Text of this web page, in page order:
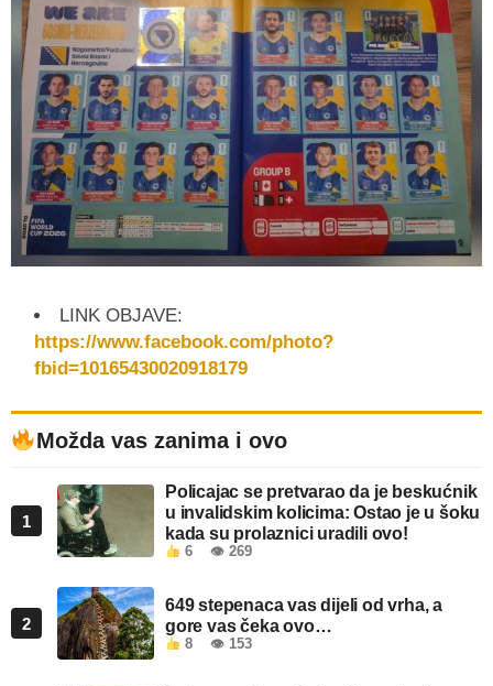
LINK OBJAVE:
https://www.facebook.com/photo?
fbid=10165430020918179
Možda vas zanima i ovo
1
Policajac se pretvarao da je beskućnik
u invalidskim kolicima: Ostao je u šoku
kada su prolaznici uradili ovo!
6 👁 269
2
649 stepenaca vas dijeli od vrha, a
gore vas čeka ovo…
8 👁 153